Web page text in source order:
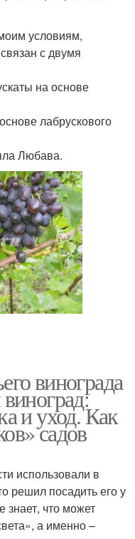
условиям,
с двумя
на основе
лабрускового
Любава.
винограда
и уход. Как
садов
использовали в
решил посадить его у
знает, что может
а именно –